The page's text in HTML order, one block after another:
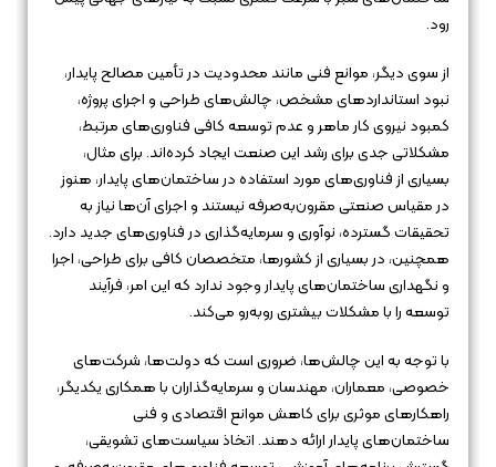
رود.
از سوی دیگر، موانع فنی مانند محدودیت در تأمین مصالح پایدار،
نبود استانداردهای مشخص، چالش‌های طراحی و اجرای پروژه،
کمبود نیروی کار ماهر و عدم توسعه کافی فناوری‌های مرتبط،
مشکلاتی جدی برای رشد این صنعت ایجاد کرده‌اند. برای مثال،
بسیاری از فناوری‌های مورد استفاده در ساختمان‌های پایدار، هنوز
در مقیاس صنعتی مقرون‌به‌صرفه نیستند و اجرای آن‌ها نیاز به
تحقیقات گسترده، نوآوری و سرمایه‌گذاری در فناوری‌های جدید دارد.
همچنین، در بسیاری از کشورها، متخصصان کافی برای طراحی، اجرا
و نگهداری ساختمان‌های پایدار وجود ندارد که این امر، فرآیند
توسعه را با مشکلات بیشتری روبه‌رو می‌کند.
با توجه به این چالش‌ها، ضروری است که دولت‌ها، شرکت‌های
خصوصی، معماران، مهندسان و سرمایه‌گذاران با همکاری یکدیگر،
راهکارهای موثری برای کاهش موانع اقتصادی و فنی
ساختمان‌های پایدار ارائه دهند. اتخاذ سیاست‌های تشویقی،